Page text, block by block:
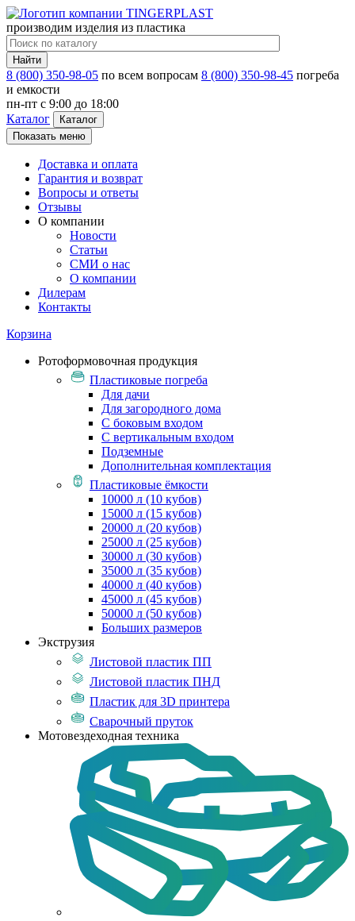
производим изделия из пластика
Найти
8 (800) 350-98-05 по всем вопросам 8 (800) 350-98-45 погреба
и емкости
пн-пт c 9:00 до 18:00
Каталог
Каталог
Показать меню
Доставка и оплата
Гарантия и возврат
Вопросы и ответы
Отзывы
О компании
Новости
Статьи
СМИ о нас
О компании
Дилерам
Контакты
Корзина
Ротоформовочная продукция
Пластиковые погреба
Для дачи
Для загородного дома
С боковым входом
С вертикальным входом
Подземные
Дополнительная комплектация
Пластиковые ёмкости
10000 л (10 кубов)
15000 л (15 кубов)
20000 л (20 кубов)
25000 л (25 кубов)
30000 л (30 кубов)
35000 л (35 кубов)
40000 л (40 кубов)
45000 л (45 кубов)
50000 л (50 кубов)
Больших размеров
Экструзия
Листовой пластик ПП
Листовой пластик ПНД
Пластик для 3D принтера
Сварочный пруток
Мотовездеходная техника